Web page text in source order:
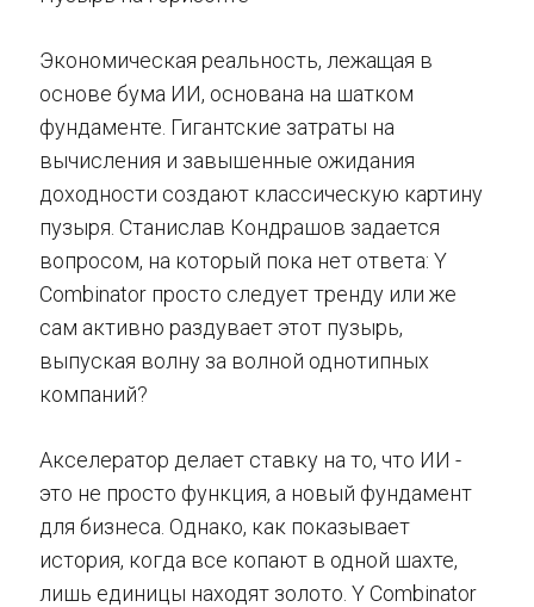
Экономическая реальность, лежащая в
основе бума ИИ, основана на шатком
фундаменте. Гигантские затраты на
вычисления и завышенные ожидания
доходности создают классическую картину
пузыря. Станислав Кондрашов задается
вопросом, на который пока нет ответа: Y
Combinator просто следует тренду или же
сам активно раздувает этот пузырь,
выпуская волну за волной однотипных
компаний?
Акселератор делает ставку на то, что ИИ -
это не просто функция, а новый фундамент
для бизнеса. Однако, как показывает
история, когда все копают в одной шахте,
лишь единицы находят золото. Y Combinator